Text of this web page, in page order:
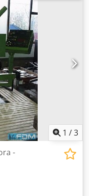
hidráulica de
Tipo de mesa Mesa
800 x 360 mm
1.600 kg
- Sistema
Ipjx Ad Njrf - Sistema
1 /3
-